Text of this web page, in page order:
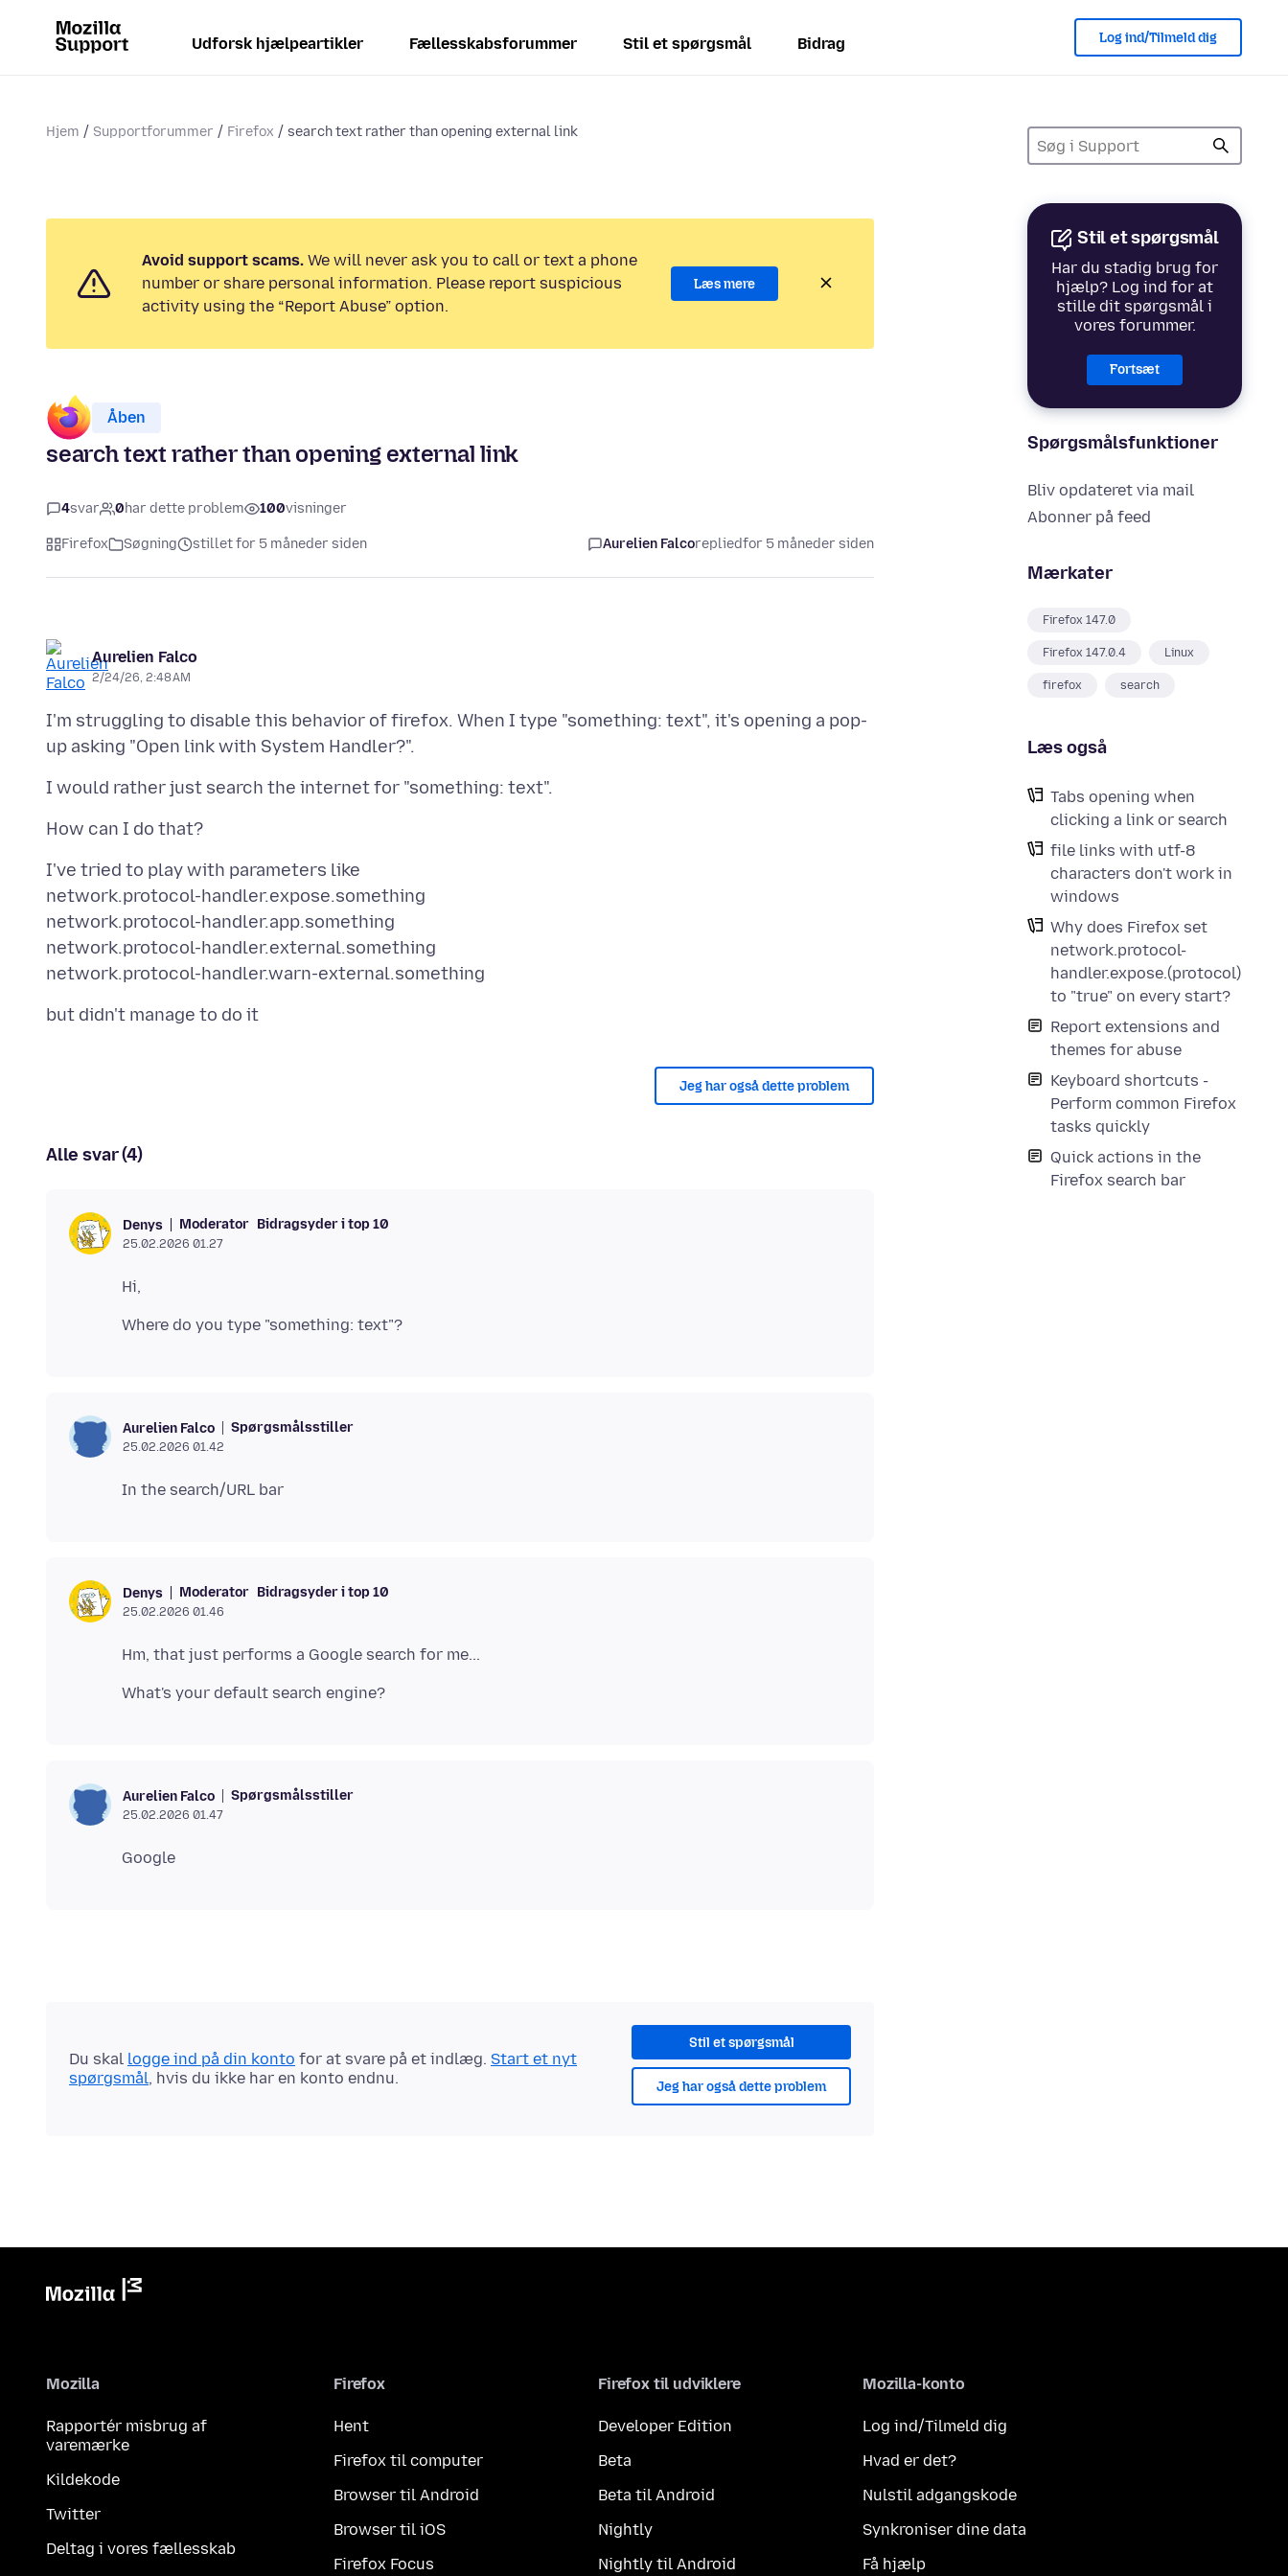
Udforsk hjælpeartikler Fællesskabsforummer Stil et spørgsmål Bidrag Log ind/Tilmeld dig
Hjem Supportforummer Firefox search text rather than opening external link
Stil et spørgsmål
Har du stadig brug for
hjælp? Log ind for at
stille dit spørgsmål i
vores forummer.
Fortsæt
Spørgsmålsfunktioner
Bliv opdateret via mail
Abonner på feed
Mærkater
Firefox 147.0
Firefox 147.0.4 Linux
firefox search
Læs også
Tabs opening when
clicking a link or search
file links with utf-8
characters don't work in
windows
Why does Firefox set
network.protocol-
handler.expose.(protocol)
to "true" on every start?
Report extensions and
themes for abuse
Keyboard shortcuts -
Perform common Firefox
tasks quickly
Quick actions in the
Firefox search bar
Avoid support scams. We will never ask you to call or text a phone
number or share personal information. Please report suspicious
activity using the “Report Abuse” option.
Læs mere
Åben
search text rather than opening external link
4svar 0har dette problem 100visninger
Firefox Søgning stillet for 5 måneder siden Aurelien Falcorepliedfor 5 måneder siden
Aurelien Falco
2/24/26, 2:48 AM
I'm struggling to disable this behavior of firefox. When I type "something: text", it's opening a pop-
I've tried to play with parameters like
network.protocol-handler.expose.something
network.protocol-handler.app.something
network.protocol-handler.external.something
Jeg har også dette problem
Alle svar (4)
Denys Moderator Bidragsyder i top 10
25.02.2026 01.27
Aurelien Falco Spørgsmålsstiller
25.02.2026 01.42
Denys Moderator Bidragsyder i top 10
25.02.2026 01.46
Aurelien Falco Spørgsmålsstiller
25.02.2026 01.47
Stil et spørgsmål
Jeg har også dette problem
Du skal logge ind på din konto for at svare på et indlæg. Start et nyt
spørgsmål, hvis du ikke har en konto endnu.
Mozilla
Rapportér misbrug af
varemærke
Kildekode
Twitter
Deltag i vores fællesskab
Firefox
Hent
Firefox til computer
Browser til Android
Browser til iOS
Firefox Focus
Firefox til udviklere
Developer Edition
Beta
Beta til Android
Nightly
Nightly til Android
Mozilla-konto
Log ind/Tilmeld dig
Hvad er det?
Nulstil adgangskode
Synkroniser dine data
Få hjælp